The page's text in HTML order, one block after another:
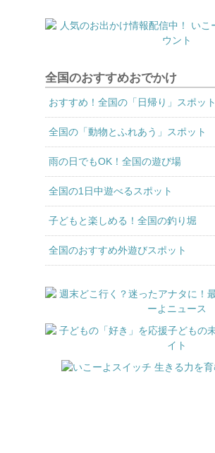
全国のおすすめおでかけ
おすすめ！全国の「日帰り」スポット
全国の「動物とふれあう」スポット
雨の日でもOK！全国の遊び場
全国の1日中遊べるスポット
子どもと楽しめる！全国の釣り堀
全国のおすすめ外遊びスポット